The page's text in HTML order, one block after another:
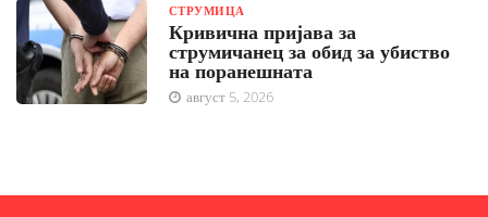
СТРУМИЦА
Кривична пријава за
струмичанец за обид за убиство
на поранешната
август 5, 2026